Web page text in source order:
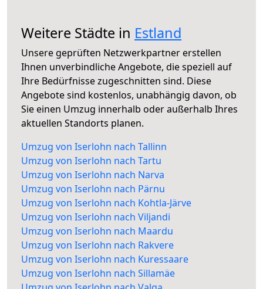
Weitere Städte in Estland
Unsere geprüften Netzwerkpartner erstellen
Ihnen unverbindliche Angebote, die speziell auf
Ihre Bedürfnisse zugeschnitten sind. Diese
Angebote sind kostenlos, unabhängig davon, ob
Sie einen Umzug innerhalb oder außerhalb Ihres
aktuellen Standorts planen.
Umzug von Iserlohn nach Tallinn
Umzug von Iserlohn nach Tartu
Umzug von Iserlohn nach Narva
Umzug von Iserlohn nach Pärnu
Umzug von Iserlohn nach Kohtla-Järve
Umzug von Iserlohn nach Viljandi
Umzug von Iserlohn nach Maardu
Umzug von Iserlohn nach Rakvere
Umzug von Iserlohn nach Kuressaare
Umzug von Iserlohn nach Sillamäe